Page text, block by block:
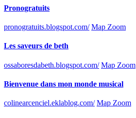
Pronogratuits
pronogratuits.blogspot.com/ Map Zoom
Les saveurs de beth
ossaboresdabeth.blogspot.com/ Map Zoom
Bienvenue dans mon monde musical
colinearcenciel.eklablog.com/ Map Zoom